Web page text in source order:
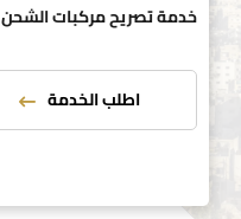
خدمة تصريح مركبات الشحن
اطلب الخدمة